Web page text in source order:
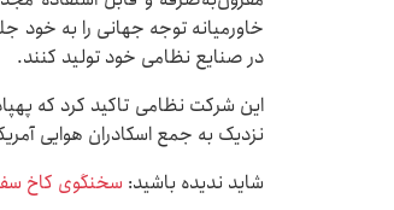
خاورمیانه توجه جهانی را به خود
در صنایع نظامی خود تولید کنند.
این شرکت نظامی تاکید کرد که
نزدیک به جمع اسکادران هوایی
شاید ندیده باشید: سخنگوی کاخ